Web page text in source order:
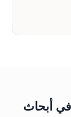
في أبحاث